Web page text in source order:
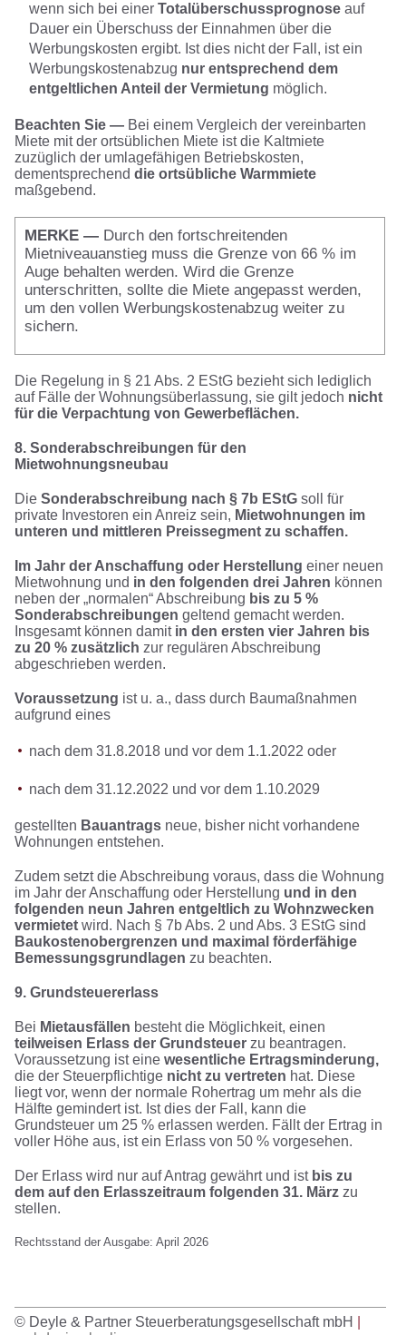
wenn sich bei einer Totalüberschussprognoseauf
Dauer ein Überschuss der Einnahmen über die
Werbungskosten ergibt. Ist dies nicht der Fall, ist ein
Werbungskostenabzug nur entsprechend dem
entgeltlichen Anteil der Vermietung möglich.
Beachten Sie — Bei einem Vergleich der vereinbarten
Miete mit der ortsüblichen Miete ist die Kaltmiete
zuzüglich der umlagefähigen Betriebskosten,
dementsprechend die ortsübliche Warmmiete
maßgebend.
MERKE — Durch den fortschreitenden
Mietniveauanstieg muss die Grenze von 66 % im
Auge behalten werden. Wird die Grenze
unterschritten, sollte die Miete angepasst werden,
um den vollen Werbungskostenabzug weiter zu
sichern.
Die Regelung in § 21 Abs. 2 EStG bezieht sich lediglich
auf Fälle der Wohnungsüberlassung, sie gilt jedoch nicht
für die Verpachtung von Gewerbeflächen.
8. Sonderabschreibungen für den
Mietwohnungsneubau
Die Sonderabschreibung nach § 7b EStGsoll für
private Investoren ein Anreiz sein, Mietwohnungen im
unteren und mittleren Preissegment zu schaffen.
Im Jahr der Anschaffung oder Herstellung einer neuen
Mietwohnung und in den folgenden drei Jahren können
neben der „normalen“ Abschreibung bis zu 5 %
Sonderabschreibungen geltend gemacht werden.
Insgesamt können damit in den ersten vier Jahren bis
zu 20 % zusätzlich zur regulären Abschreibung
abgeschrieben werden.
Voraussetzung ist u. a., dass durch Baumaßnahmen
aufgrund eines
nach dem 31.8.2018 und vor dem 1.1.2022 oder
nach dem 31.12.2022 und vor dem 1.10.2029
gestellten Bauantragsneue, bisher nicht vorhandene
Wohnungen entstehen.
Zudem setzt die Abschreibung voraus, dass die Wohnung
im Jahr der Anschaffung oder Herstellung und in den
folgenden neun Jahren entgeltlich zu Wohnzwecken
vermietetwird. Nach § 7b Abs. 2 und Abs. 3 EStG sind
Baukostenobergrenzen und maximal förderfähige
Bemessungsgrundlagen zu beachten.
9. Grundsteuererlass
Bei Mietausfällen besteht die Möglichkeit, einen
teilweisen Erlass der Grundsteuerzu beantragen.
Voraussetzung ist eine wesentliche Ertragsminderung,
die der Steuerpflichtige nicht zu vertreten hat. Diese
liegt vor, wenn der normale Rohertrag um mehr als die
Hälfte gemindert ist. Ist dies der Fall, kann die
Grundsteuer um 25 % erlassen werden. Fällt der Ertrag in
voller Höhe aus, ist ein Erlass von 50 % vorgesehen.
Der Erlass wird nur auf Antrag gewährt und ist bis zu
dem auf den Erlasszeitraum folgenden 31. März zu
stellen.
Rechtsstand der Ausgabe: April 2026
© Deyle & Partner Steuerberatungsgesellschaft mbH